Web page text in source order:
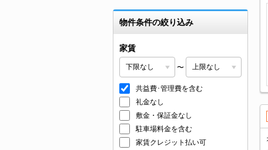
物件条件の絞り込み
家賃
〜
共益費･管理費を含む
礼金なし
敷金・保証金なし
駐車場料金を含む
家賃クレジット払い可